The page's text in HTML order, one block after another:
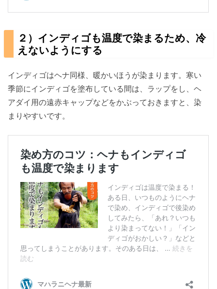
２）インディゴも温度で染まるため、冷
えないようにする
インディゴはヘナ同様、暖かいほうが染まります。寒い
季節にインディゴを塗布している間は、ラップをし、ヘ
アダイ用の遠赤キャップなどをかぶっておきますと、染
まりやすいです。